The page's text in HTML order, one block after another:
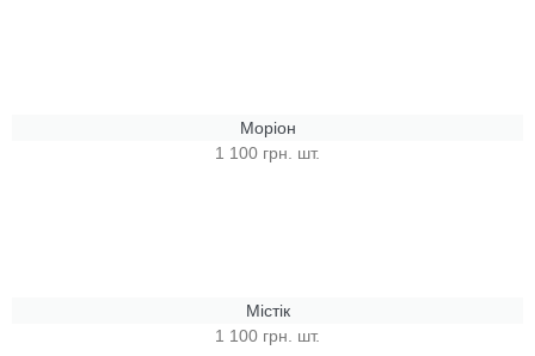
Моріон
1 100 грн. шт.
Містік
1 100 грн. шт.